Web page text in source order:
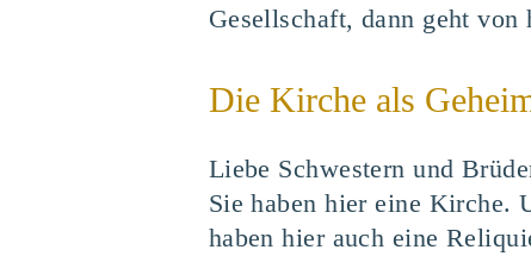
Gesellschaft, dann geht von
Die Kirche als
Liebe Schwestern und
Sie haben hier eine Kirche.
haben hier auch eine